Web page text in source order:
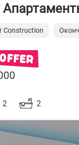
Construction
2 2